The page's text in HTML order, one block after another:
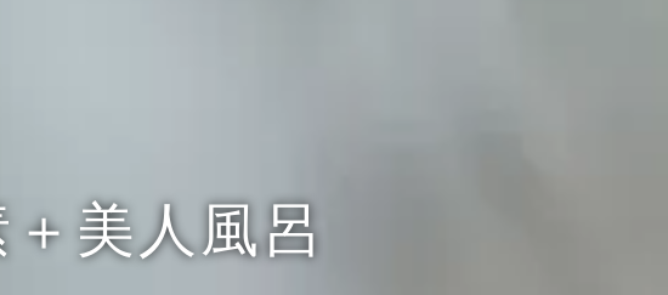
美人風呂